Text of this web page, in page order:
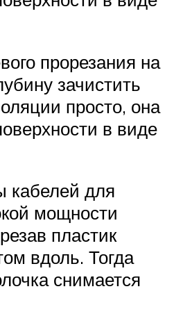
прорезания на
зачистить
просто, она
в виде
кабелей для
мощности
пластик
вдоль. Тогда
снимается